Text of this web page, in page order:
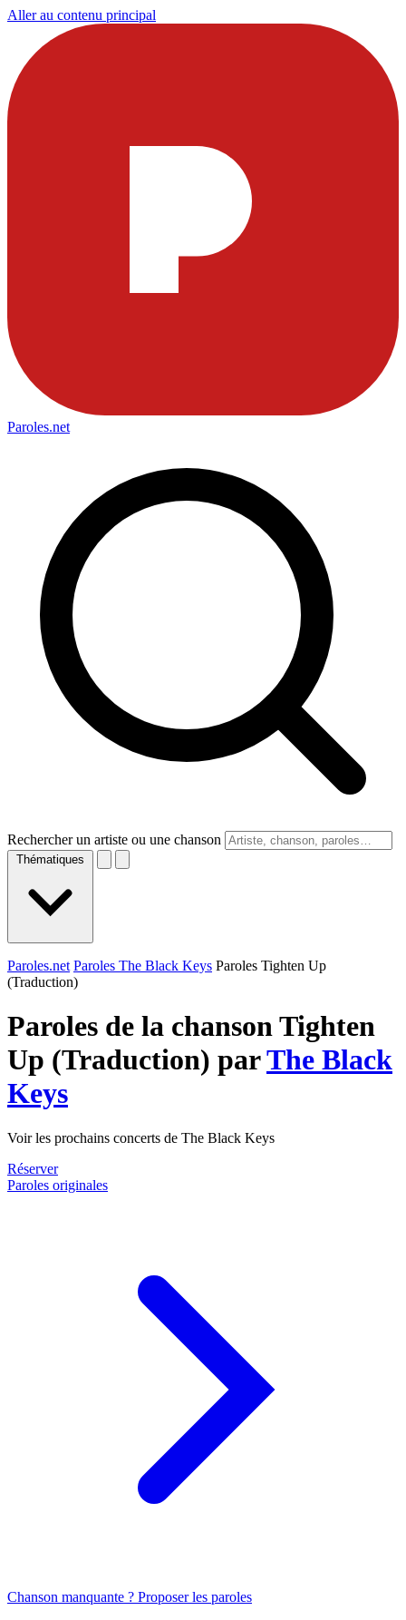
Aller au contenu principal
Paroles.net
Rechercher un artiste ou une chanson
Thématiques
Paroles.net Paroles The Black Keys Paroles Tighten Up
(Traduction)
Paroles de la chanson Tighten
Up (Traduction) parThe Black
Keys
Voir les prochains concerts de The Black Keys
Réserver
Paroles originales
Chanson manquante ? Proposer les paroles